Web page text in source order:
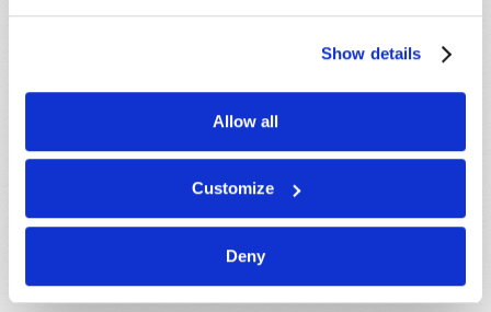
Show details
Allow all
Customize
Deny
sexualidad, siempre y cuando decidamos regirnos por
su definición del matrimonio. Dios quiere bendecirnos
y bendecir nuestra vida. Dios no es un egoísta que
nosotros tan pronto quebrantemos sus
mandamientos. Nos dio sus mandamientos para
nuestra protección y bendición (Deuteronomio 5:33),
pero no para restringirnos ni castigarnos ni para
eliminar nuestras libertades, como muchos lo afirman
erróneamente.